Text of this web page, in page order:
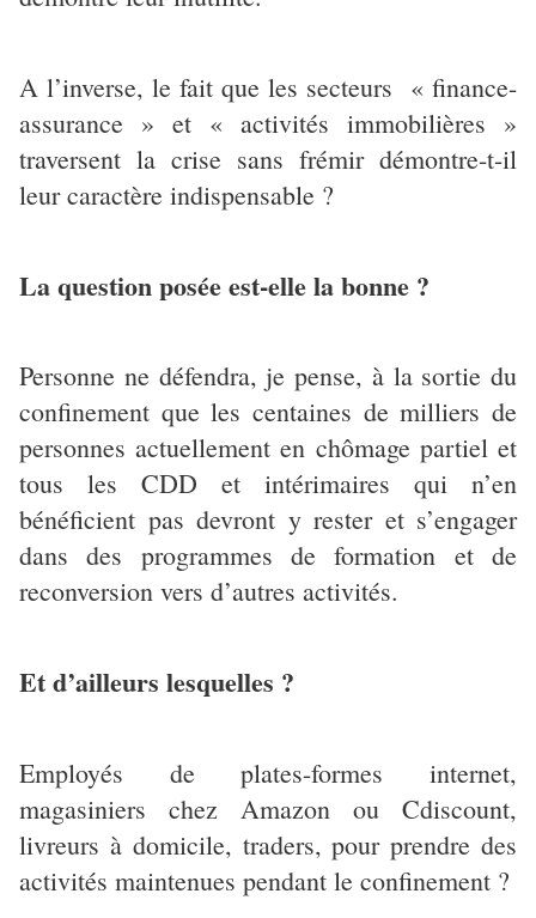
A l’inverse, le fait que les secteurs « finance-
assurance » et « activités immobilières »
traversent la crise sans frémir démontre-t-il
leur caractère indispensable ?
La question posée est-elle la bonne ?
Personne ne défendra, je pense, à la sortie du
confinement que les centaines de milliers de
personnes actuellement en chômage partiel et
tous les CDD et intérimaires qui n’en
bénéficient pas devront y rester et s’engager
dans des programmes de formation et de
reconversion vers d’autres activités.
Et d’ailleurs lesquelles ?
Employés de plates-formes internet,
magasiniers chez Amazon ou Cdiscount,
livreurs à domicile, traders, pour prendre des
activités maintenues pendant le confinement ?